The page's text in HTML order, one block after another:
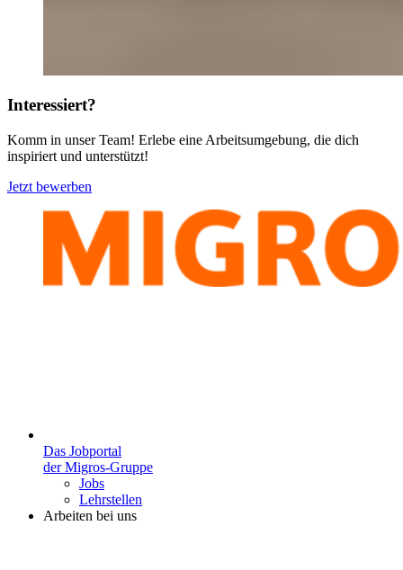
Interessiert?
Komm in unser Team! Erlebe eine Arbeitsumgebung, die dich
inspiriert und unterstützt!
Jetzt bewerben
Das Jobportal
der Migros-Gruppe
Jobs
Lehrstellen
Arbeiten bei uns